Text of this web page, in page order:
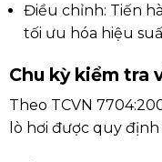
Điều chỉnh: Tiến
tối ưu hóa hiệu
Chu kỳ kiểm tra
Theo TCVN
lò hơi được quy định